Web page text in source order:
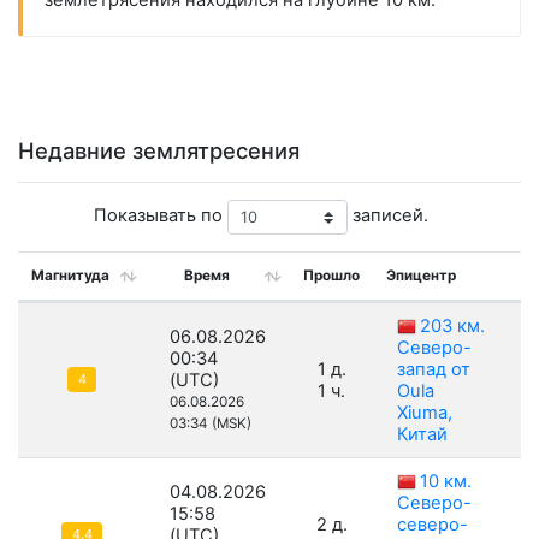
Недавние землятресения
Показывать по записей.
Магнитуда Время Прошло Эпицентр
4
06.08.2026
00:34
(UTC)
06.08.2026
03:34 (MSK)
1 д.
1 ч.
203 км.
Северо-
запад от
Oula
Xiuma,
Китай
4.4
04.08.2026
15:58
2 д.
10 км.
Северо-
северо-